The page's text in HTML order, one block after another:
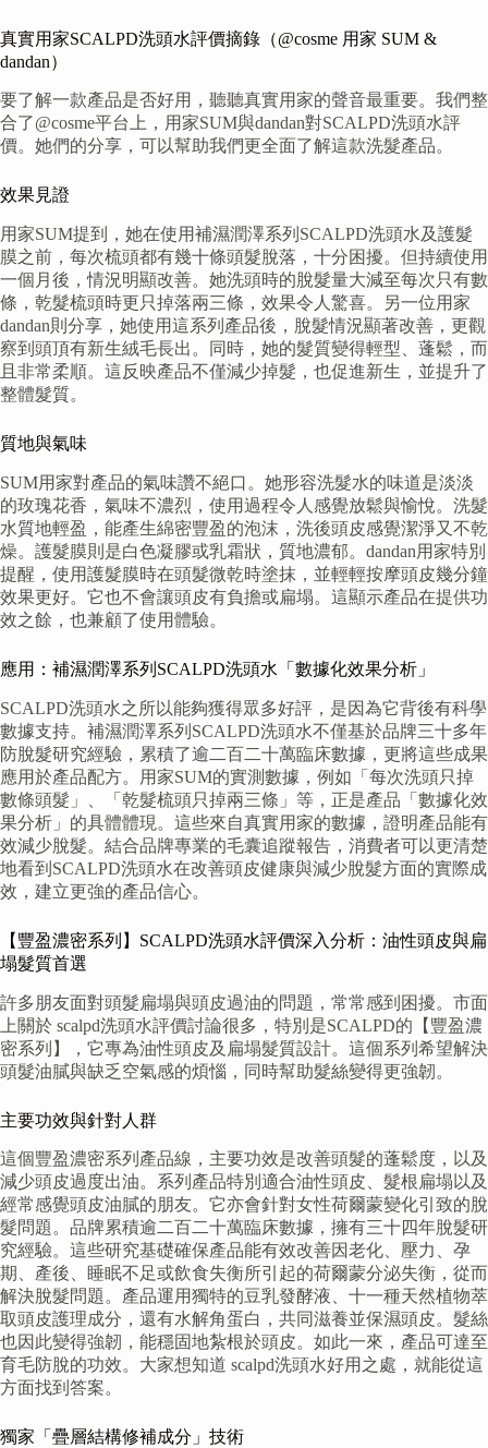
真實用家SCALPD洗頭水評價摘錄（@cosme 用家 SUM &
dandan）
要了解一款產品是否好用，聽聽真實用家的聲音最重要。我們整
合了@cosme平台上，用家SUM與dandan對SCALPD洗頭水評
價。她們的分享，可以幫助我們更全面了解這款洗髮產品。
效果見證
用家SUM提到，她在使用補濕潤澤系列SCALPD洗頭水及護髮
膜之前，每次梳頭都有幾十條頭髮脫落，十分困擾。但持續使用
一個月後，情況明顯改善。她洗頭時的脫髮量大減至每次只有數
條，乾髮梳頭時更只掉落兩三條，效果令人驚喜。另一位用家
dandan則分享，她使用這系列產品後，脫髮情況顯著改善，更觀
察到頭頂有新生絨毛長出。同時，她的髮質變得輕型、蓬鬆，而
且非常柔順。這反映產品不僅減少掉髮，也促進新生，並提升了
整體髮質。
質地與氣味
SUM用家對產品的氣味讚不絕口。她形容洗髮水的味道是淡淡
的玫瑰花香，氣味不濃烈，使用過程令人感覺放鬆與愉悅。洗髮
水質地輕盈，能產生綿密豐盈的泡沫，洗後頭皮感覺潔淨又不乾
燥。護髮膜則是白色凝膠或乳霜狀，質地濃郁。dandan用家特別
提醒，使用護髮膜時在頭髮微乾時塗抹，並輕輕按摩頭皮幾分鐘
效果更好。它也不會讓頭皮有負擔或扁塌。這顯示產品在提供功
效之餘，也兼顧了使用體驗。
應用：補濕潤澤系列SCALPD洗頭水「數據化效果分析」
SCALPD洗頭水之所以能夠獲得眾多好評，是因為它背後有科學
數據支持。補濕潤澤系列SCALPD洗頭水不僅基於品牌三十多年
防脫髮研究經驗，累積了逾二百二十萬臨床數據，更將這些成果
應用於產品配方。用家SUM的實測數據，例如「每次洗頭只掉
數條頭髮」、「乾髮梳頭只掉兩三條」等，正是產品「數據化效
果分析」的具體體現。這些來自真實用家的數據，證明產品能有
效減少脫髮。結合品牌專業的毛囊追蹤報告，消費者可以更清楚
地看到SCALPD洗頭水在改善頭皮健康與減少脫髮方面的實際成
效，建立更強的產品信心。
【豐盈濃密系列】SCALPD洗頭水評價深入分析：油性頭皮與扁
塌髮質首選
許多朋友面對頭髮扁塌與頭皮過油的問題，常常感到困擾。市面
上關於 scalpd洗頭水評價討論很多，特別是SCALPD的【豐盈濃
密系列】，它專為油性頭皮及扁塌髮質設計。這個系列希望解決
頭髮油膩與缺乏空氣感的煩惱，同時幫助髮絲變得更強韌。
主要功效與針對人群
這個豐盈濃密系列產品線，主要功效是改善頭髮的蓬鬆度，以及
減少頭皮過度出油。系列產品特別適合油性頭皮、髮根扁塌以及
經常感覺頭皮油膩的朋友。它亦會針對女性荷爾蒙變化引致的脫
髮問題。品牌累積逾二百二十萬臨床數據，擁有三十四年脫髮研
究經驗。這些研究基礎確保產品能有效改善因老化、壓力、孕
期、產後、睡眠不足或飲食失衡所引起的荷爾蒙分泌失衡，從而
解決脫髮問題。產品運用獨特的豆乳發酵液、十一種天然植物萃
取頭皮護理成分，還有水解角蛋白，共同滋養並保濕頭皮。髮絲
也因此變得強韌，能穩固地紮根於頭皮。如此一來，產品可達至
育毛防脫的功效。大家想知道 scalpd洗頭水好用之處，就能從這
方面找到答案。
獨家「疊層結構修補成分」技術